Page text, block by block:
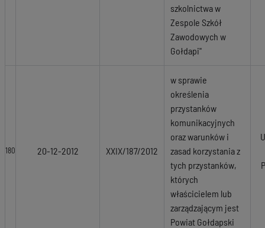
szkolnictwa w
Zespole Szkół
Zawodowych w
Gołdapi"
180 20-12-2012 XXIX/187/2012
w sprawie
określenia
przystanków
komunikacyjnych
oraz warunków i
zasad korzystania z
tych przystanków,
których
właścicielem lub
zarządzającym jest
Powiat Gołdapski